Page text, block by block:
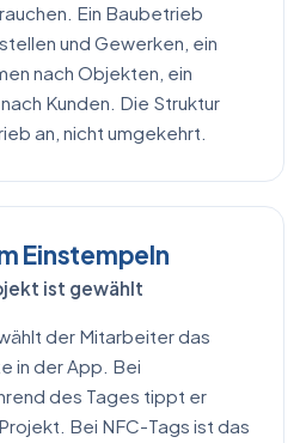
Ein Baubetrieb
und Gewerken, ein
nach Objekten, ein
Kunden. Die Struktur
an, nicht umgekehrt.
Einstempeln
ist gewählt
der Mitarbeiter das
in der App. Bei
des Tages tippt er
Bei NFC-Tags ist das